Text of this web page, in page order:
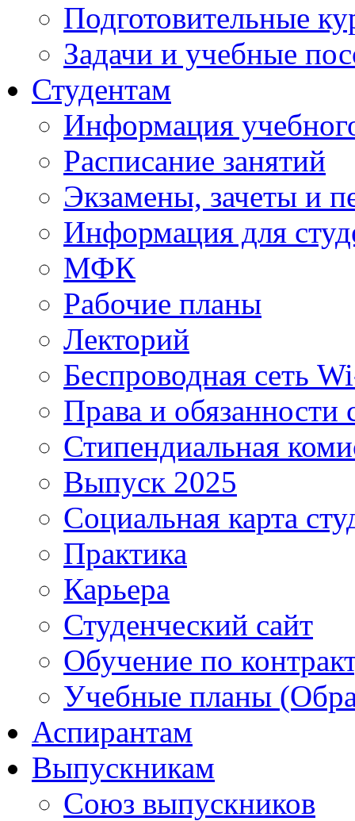
Подготовительные
Задачи и учебные
Студентам
Информация
Расписание занятий
Экзамены, зачеты и
Информация для
МФК
Рабочие планы
Лекторий
Беспроводная сеть
Права и обязанности
Стипендиальная
Выпуск 2025
Социальная карта
Практика
Карьера
Студенческий сайт
Обучение по
Учебные планы
Аспирантам
Выпускникам
Союз выпускников